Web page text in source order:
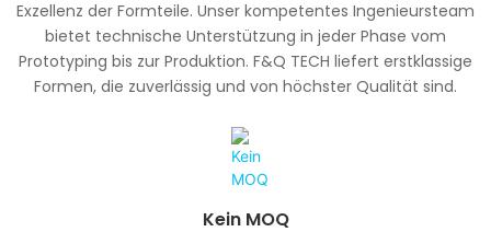
Exzellenz der Formteile. Unser kompetentes Ingenieursteam
bietet technische Unterstützung in jeder Phase vom
Prototyping bis zur Produktion. F&Q TECH liefert erstklassige
Formen, die zuverlässig und von höchster Qualität sind.
Kein MOQ